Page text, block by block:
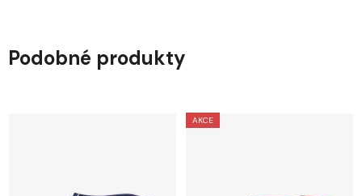
Podobné produkty
AKCE